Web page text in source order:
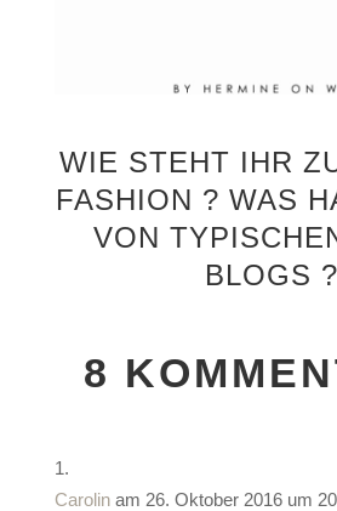
WIE STEHT IHR
FASHION ? WAS
VON
BLOGS ?
8
Carolin am 26. Oktober 2016 um